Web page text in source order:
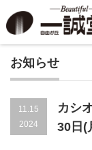
お知らせ
11.15
2024
カシ
30日(